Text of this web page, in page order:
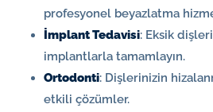
profesyonel beyazlatma
İmplant Tedavisi: Eksik
implantlarla tamamlayın.
Ortodonti: Dişlerinizin
etkili çözümler.